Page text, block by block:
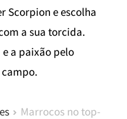
Scorpion e escolha
a sua torcida.
a paixão pelo
Marrocos no top-